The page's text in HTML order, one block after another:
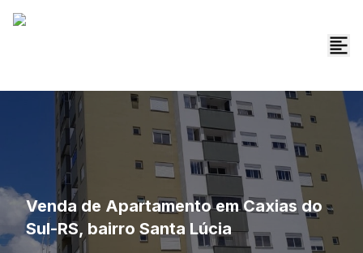
Venda de Apartamento em Caxias do
Sul-RS, bairro Santa Lúcia